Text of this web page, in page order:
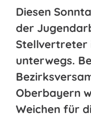
Diesen
der
Stellvertreter
unterwegs.
Oberbayern
Weichen für